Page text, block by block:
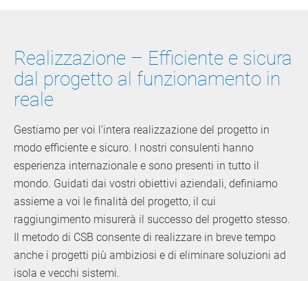
Realizzazione – Efficiente e sicura
dal progetto al funzionamento in
reale
Gestiamo per voi l’intera realizzazione del progetto in
modo efficiente e sicuro. I nostri consulenti hanno
esperienza internazionale e sono presenti in tutto il
mondo. Guidati dai vostri obiettivi aziendali, definiamo
assieme a voi le finalità del progetto, il cui
raggiungimento misurerà il successo del progetto stesso.
Il metodo di CSB consente di realizzare in breve tempo
anche i progetti più ambiziosi e di eliminare soluzioni ad
isola e vecchi sistemi.